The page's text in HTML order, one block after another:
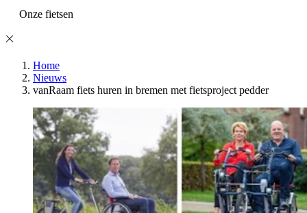
Onze fietsen
Home
Nieuws
vanRaam fiets huren in bremen met fietsproject pedder